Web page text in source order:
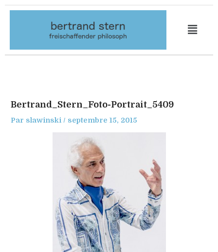
Aller
Bertrand_Stern_Foto-Portrait_5409
Par slawinski/ septembre 15, 2015